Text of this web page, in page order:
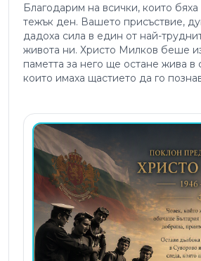
Благодарим на всички, които
тежък ден. Вашето присъствие,
дадоха сила в един от най-
живота ни. Христо Милков беше
паметта за него ще остане жива в
които имаха щастието да го